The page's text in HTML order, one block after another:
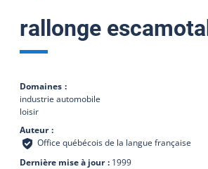
rallonge
Domaines
industrie automobile
loisir
Auteur
Office québécois de la langue française
Dernière mise à jour
1999